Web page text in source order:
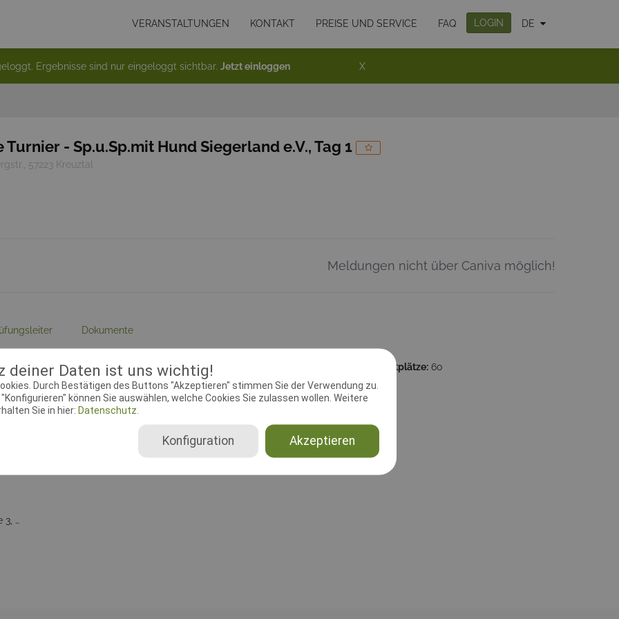
deiner Daten ist uns wichtig!
Durch Bestätigen des Buttons "Akzeptieren" stimmen Sie der Verwendung zu.
können Sie auswählen, welche Cookies Sie zulassen wollen. Weitere
Sie in hier: Datenschutz.
Akzeptieren
Konfiguration
VERANSTALTUNGEN KONTAKT PREISE UND SERVICE FAQ LOGIN DE
Ergebnisse sind nur eingeloggt sichtbar. Jetzt einloggen X
- Sp.u.Sp.mit Hund Siegerland e.V., Tag 1
57223 Kreuztal
Meldungen nicht über Caniva möglich!
Dokumente
03.09.2018 00:00:00 Meldeschluss: Startplätze: 60
Verein: Sp.u.Sp.mit Hund
e.V., 10-3-17
Adresse: Kindelsbergstr., 57223
Beginner, Klasse 1, Klasse 2, Klasse 3, Senioren